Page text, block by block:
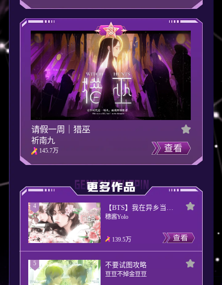
请假一周｜猎巫
祈南九
145.7万
4
穗酱Yolo
139.5万
5 不要试图攻略
豆豆不掉金豆豆